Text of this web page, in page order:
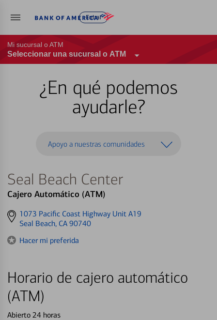
Entrar
Mi sucursal o ATM
Seleccionar una sucursal o ATM
¿En qué podemos
ayudarle?
Apoyo a nuestras comunidades
Seal Beach Center
Cajero Automático (ATM)
Get
directions
1073 Pacific Coast Highway Unit A19
Seal Beach, CA 90740
Hacer mi preferida
Horario de cajero automático
(ATM)
Abierto 24 horas